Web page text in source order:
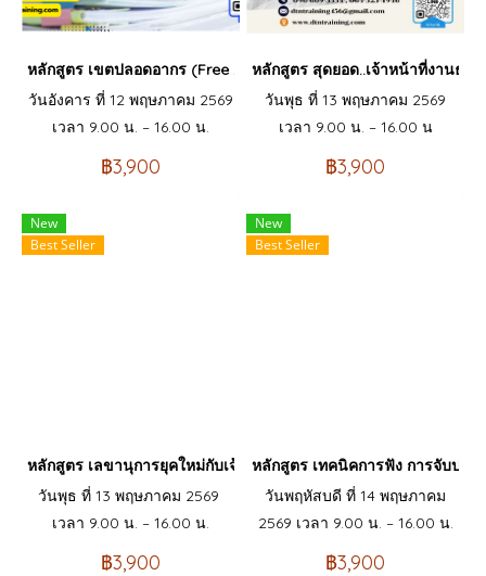
หลักสูตร เขตปลอดอากร (Free Zone) และ เขตประกอบการเสรี
วันอังคาร ที่ 12 พฤษภาคม 2569
เวลา 9.00 น. – 16.00 น.
฿3,900
หลักสูตร สุดยอด..เจ้าหน้าที่งานธุรกา
วันพุธ ที่ 13 พฤษภาคม 2569
เวลา 9.00 น. – 16.00 น
฿3,900
New
Best Seller
หลักสูตร เลขานุการยุคใหม่กับเจ้านาย 4 GEN Company Secretary
วันพุธ ที่ 13 พฤษภาคม 2569
เวลา 9.00 น. – 16.00 น.
฿3,900
New
Best Seller
หลักสูตร เทคนิคการฟัง การจับประ
วันพฤหัสบดี ที่ 14 พฤษภาคม
2569 เวลา 9.00 น. – 16.00 น.
฿3,900